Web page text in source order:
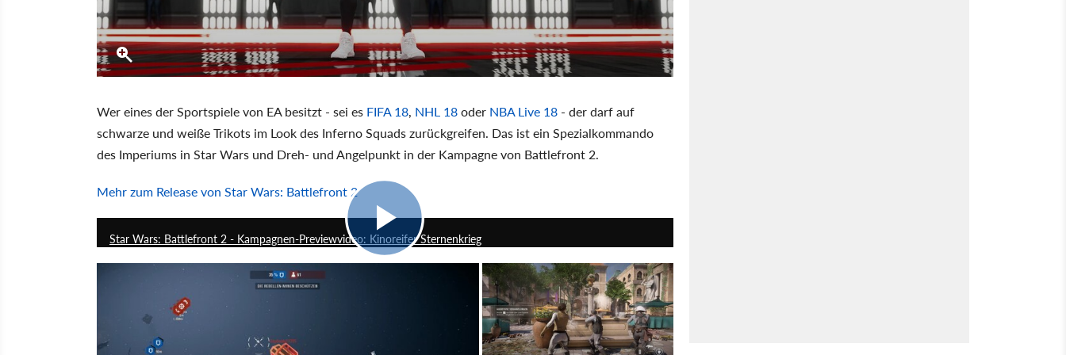
Wer eines der Sportspiele von EA besitzt - sei es FIFA 18, NHL 18oder NBA Live 18 - der darf auf
schwarze und weiße Trikots im Look des Inferno Squads zurückgreifen. Das ist ein Spezialkommando
des Imperiums in Star Wars und Dreh- und Angelpunkt in der Kampagne von Battlefront 2.
Mehr zum Release von Star Wars: Battlefront 2
Star Wars: Battlefront 2 - Kampagnen-Previewvideo: Kinoreifer Sternenkrieg